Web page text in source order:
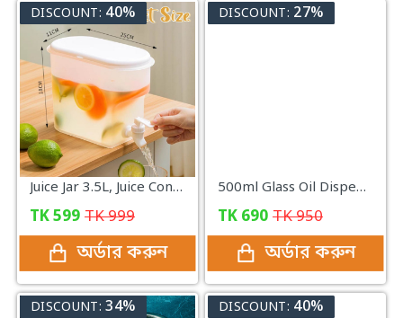
DISCOUNT: 40%
Juice Jar 3.5L, Juice Container Dispenser with Tap
TK599 TK999
অর্ডার করুন
DISCOUNT: 27%
500ml Glass Oil Dispenser with Steel Cover Seasoning
TK 690 TK950
অর্ডার করুন
DISCOUNT: 34% DISCOUNT: 40%